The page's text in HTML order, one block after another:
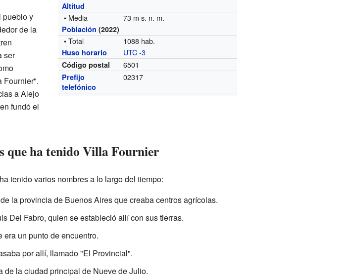
Altitud
• Media 73 m s. n. m.
Población (2022)
• Total 1088 hab.
Huso horario UTC -3
Código postal 6501
Prefijo
telefónico
02317
pueblo y
de la
ser
Fournier".
a Alejo
fundó el
que ha tenido Villa Fournier
tenido varios nombres a lo largo del tiempo:
la provincia de Buenos Aires que creaba centros agrícolas.
Del Fabro, quien se estableció allí con sus tierras.
un punto de encuentro.
por allí, llamado "El Provincial".
de la ciudad principal de Nueve de Julio.